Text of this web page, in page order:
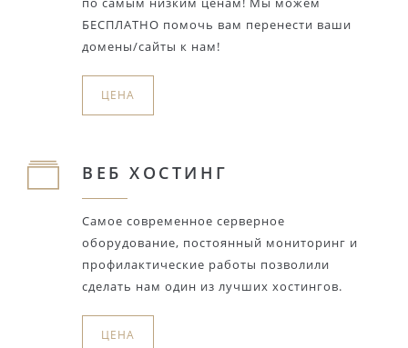
БЕСПЛАТНО помочь вам перенести ваши
домены/сайты к нам!
ЦЕНА
ВЕБ ХОСТИНГ
Самое современное серверное
оборудование, постоянный мониторинг и
профилактические работы позволили
сделать нам один из лучших хостингов.
ЦЕНА